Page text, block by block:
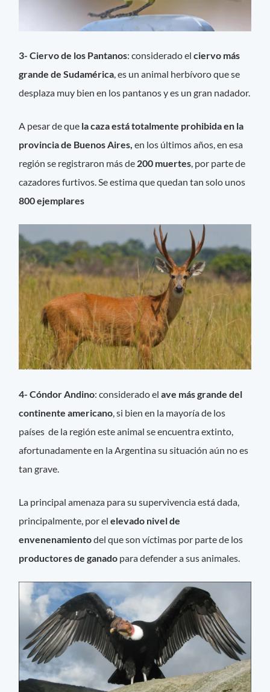
3- Ciervo de los Pantanos: considerado elciervo más
grande de Sudamérica, es un animal herbívoro que se
desplaza muy bien en los pantanos y es un gran nadador.
A pesar de que la caza está totalmente prohibida en la
provincia de Buenos Aires,en los últimos años, en esa
región se registraron más de 200 muertes, por parte de
cazadores furtivos. Se estima que quedan tan solo unos
800 ejemplares
4- Cóndor Andino: considerado elave más grande del
continente americano , si bien en la mayoría de los
países de la región este animal se encuentra extinto,
afortunadamente en la Argentina su situación aún no es
tan grave.
La principal amenaza para su supervivencia está dada,
principalmente, por elelevado nivel de
envenenamientodel que son víctimas por parte de los
productores de ganado para defender a sus animales.